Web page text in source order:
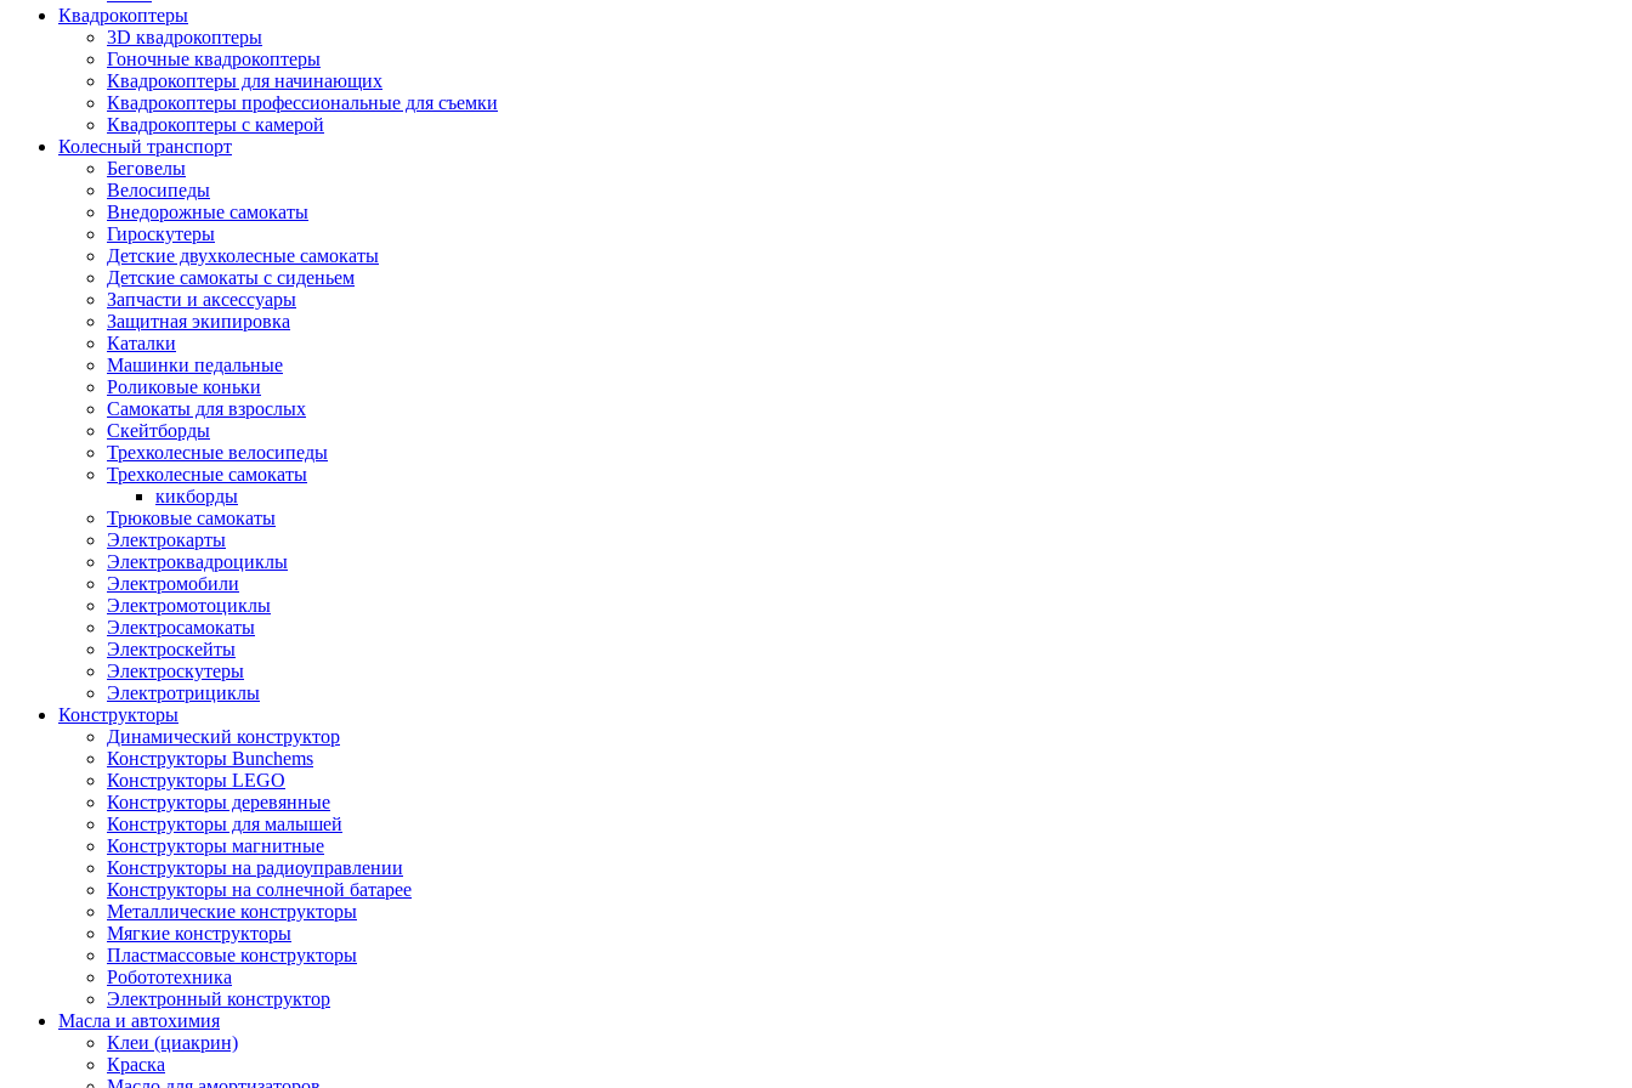
Квадрокоптеры
3D квадрокоптеры
Гоночные квадрокоптеры
Квадрокоптеры для начинающих
Квадрокоптеры профессиональные для съемки
Квадрокоптеры с камерой
Колесный транспорт
Беговелы
Велосипеды
Внедорожные самокаты
Гироскутеры
Детские двухколесные самокаты
Детские самокаты с сиденьем
Запчасти и аксессуары
Защитная экипировка
Каталки
Машинки педальные
Роликовые коньки
Самокаты для взрослых
Скейтборды
Трехколесные велосипеды
Трехколесные самокаты
кикборды
Трюковые самокаты
Электрокарты
Электроквадроциклы
Электромобили
Электромотоциклы
Электросамокаты
Электроскейты
Электроскутеры
Электротрициклы
Конструкторы
Динамический конструктор
Конструкторы Bunchems
Конструкторы LEGO
Конструкторы деревянные
Конструкторы для малышей
Конструкторы магнитные
Конструкторы на радиоуправлении
Конструкторы на солнечной батарее
Металлические конструкторы
Мягкие конструкторы
Пластмассовые конструкторы
Робототехника
Электронный конструктор
Масла и автохимия
Клеи (циакрин)
Краска